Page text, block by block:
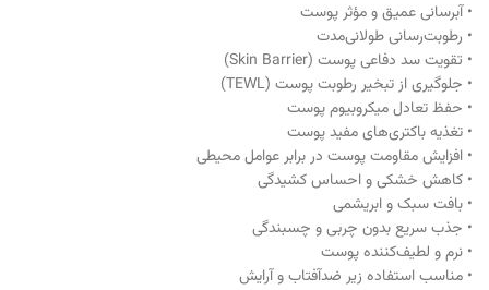
• آبرسانی عمیق و مؤثر پوست
• رطوبت‌رسانی طولانی‌مدت
• تقویت سد دفاعی پوست (Skin Barrier)
• جلوگیری از تبخیر رطوبت پوست (TEWL)
• حفظ تعادل میکروبیوم پوست
• تغذیه باکتری‌های مفید پوست
• افزایش مقاومت پوست در برابر عوامل محیطی
• کاهش خشکی و احساس کشیدگی
• بافت سبک و ابریشمی
• جذب سریع بدون چربی و چسبندگی
• نرم و لطیف‌کننده پوست
• مناسب استفاده زیر ضدآفتاب و آرایش